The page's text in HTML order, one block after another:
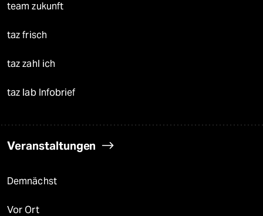
team zukunft
taz frisch
taz zahl ich
taz lab Infobrief
Veranstaltungen
Demnächst
Vor Ort